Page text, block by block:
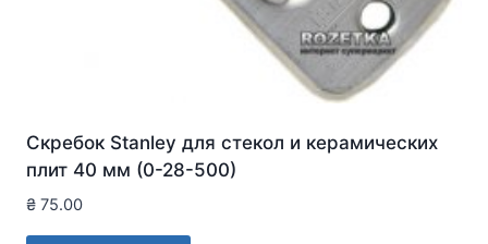
Скребок Stanley для стекол и керамических
плит 40 мм (0-28-500)
₴ 75.00